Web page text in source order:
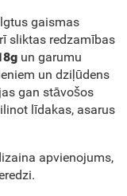
gaismas
sliktas redzamības
un garumu
un dziļūdens
gan stāvošos
līdakas, asarus
apvienojums,